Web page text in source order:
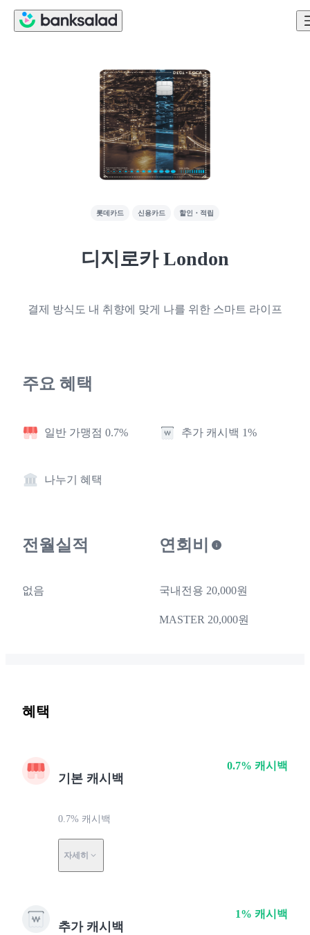
롯데카드 신용카드 할인・적립
디지로카 London
결제 방식도 내 취향에 맞게 나를 위한 스마트 라이프
주요 혜택
일반 가맹점 0.7% 추가 캐시백 1%
나누기 혜택
전월실적
없음
연회비
국내전용 20,000원
MASTER 20,000원
혜택
기본 캐시백
0.7% 캐시백
자세히
0.7% 캐시백
추가 캐시백
1% 캐시백